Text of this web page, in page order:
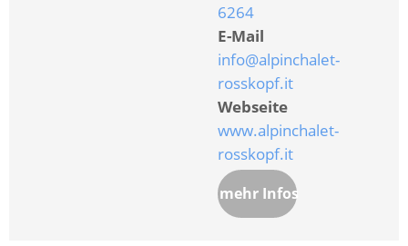
6264
E-Mail
info@alpinchalet-
rosskopf.it
Webseite
www.alpinchalet-
rosskopf.it
mehr Infos